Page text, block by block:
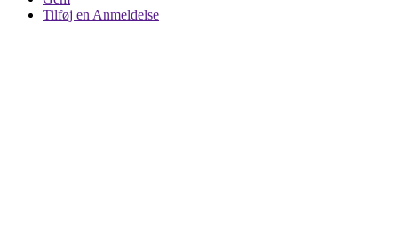
Tilføj en Anmeldelse